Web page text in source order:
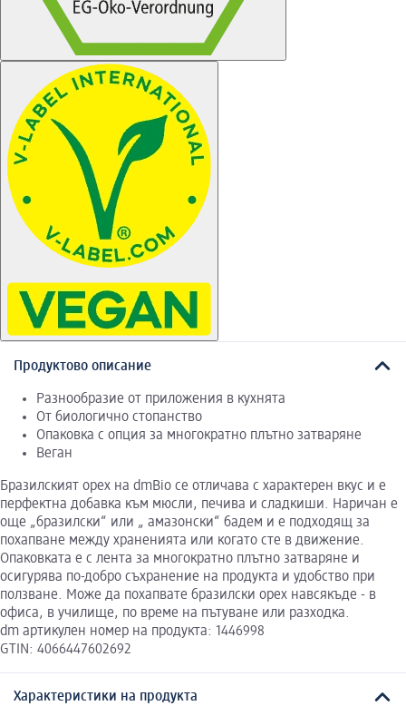
Продуктово описание
Разнообразие от приложения в кухнята
От биологично стопанство
Опаковка с опция за многократно плътно затваряне
Веган
Бразилският орех на dmBio се отличава с характерен вкус и е
перфектна добавка към мюсли, печива и сладкиши. Наричан е
още „бразилски“ или „ амазонски“ бадем и е подходящ за
похапване между храненията или когато сте в движение.
Опаковката е с лента за многократно плътно затваряне и
осигурява по-добро съхранение на продукта и удобство при
ползване. Може да похапвате бразилски орех навсякъде - в
офиса, в училище, по време на пътуване или разходка.
dm артикулен номер на продукта: 1446998
GTIN: 4066447602692
Характеристики на продукта